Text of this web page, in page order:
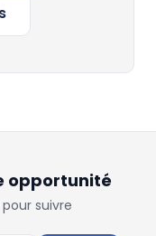
opportunité
suivre